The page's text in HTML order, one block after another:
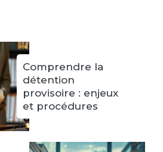
Comprendre la
détention
provisoire : enjeux
et procédures